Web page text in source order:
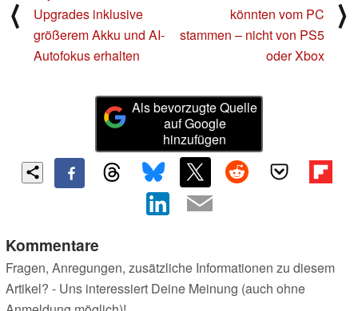
⟨
Upgrades inklusive
größerem Akku und AI-
Autofokus erhalten
könnten vom PC
stammen – nicht von PS5
oder Xbox
⟩
Als bevorzugte Quelle
auf Google
hinzufügen
Kommentare
Fragen, Anregungen, zusätzliche Informationen zu diesem
Artikel? - Uns interessiert Deine Meinung (auch ohne